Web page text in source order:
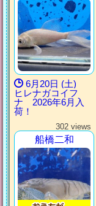
6月20日 (土)
ヒレナガコイフ
ナ 2026年6月入
荷！
302 views
船橋二和